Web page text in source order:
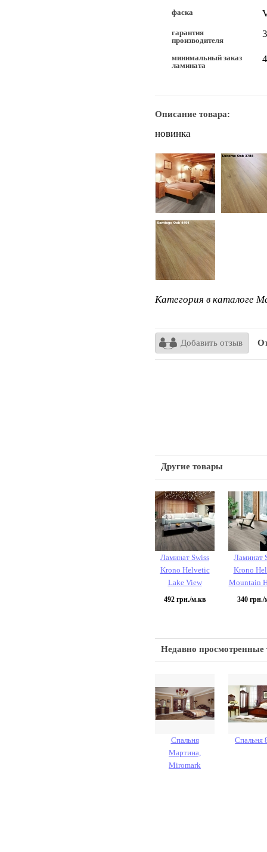
фаска
гарантия
производителя
минимальный заказ
ламината
Описание товара:
новинка
Категория в каталоге
Добавить отзыв
Другие товары
Ламинат Swiss
Krono Helvetic
Lake View
492 грн./м.кв
Ламинат
Krono
Mountain
340 грн./
Недавно просмотренные
Спальня
Мартина,
Miromark
Спальня